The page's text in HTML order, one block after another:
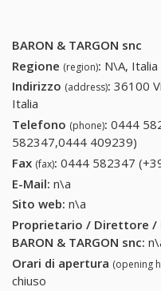
BARON & TARGON snc
Regione (region): N\A, Italia
Indirizzo (address): 36100
Italia
Telefono (phone): 0444
582347,0444 409239)
Fax (fax): 0444 582347
E-Mail: n\a
Sito web: n\a
Proprietario / Direttore /
BARON & TARGON snc:
Orari di apertura (opening
chiuso